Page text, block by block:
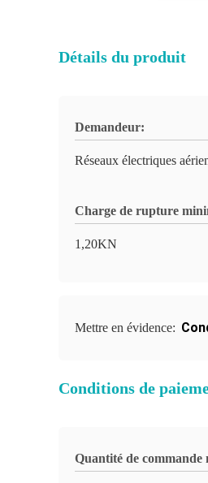
Détails du produit
Demandeur:
Réseaux électriques
Charge de rupture
1,20KN
Mettre en évidence:
Conditions de
Quantité de commande